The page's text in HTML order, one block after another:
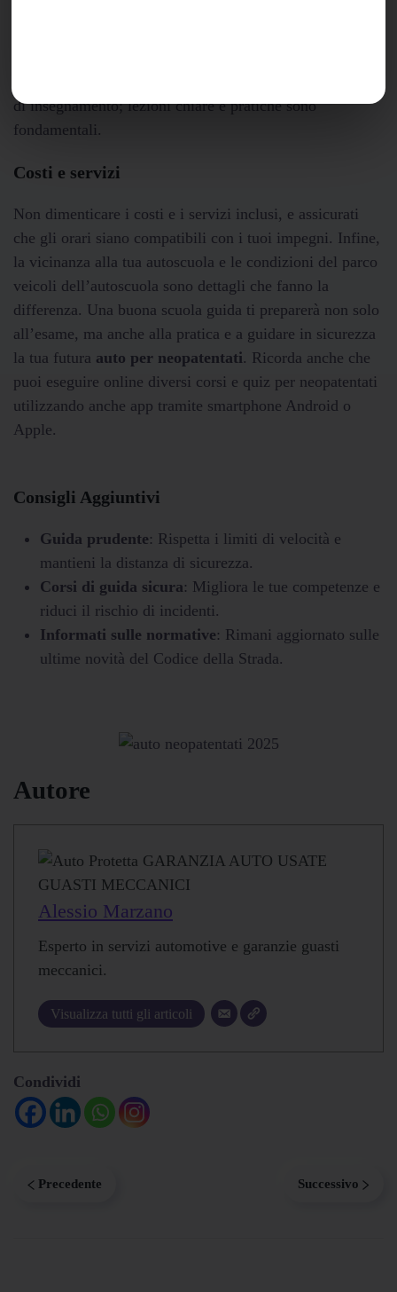
di insegnamento; lezioni chiare e pratiche sono
fondamentali.
Costi e servizi
Non dimenticare i costi e i servizi inclusi, e assicurati
che gli orari siano compatibili con i tuoi impegni. Infine,
la vicinanza alla tua autoscuola e le condizioni del parco
veicoli dell’autoscuola sono dettagli che fanno la
differenza. Una buona scuola guida ti preparerà non solo
all’esame, ma anche alla pratica e a guidare in sicurezza
la tua futura auto per neopatentati. Ricorda anche che
puoi eseguire online diversi corsi e quiz per neopatentati
utilizzando anche app tramite smartphone Android o
Apple.
Consigli Aggiuntivi
Guida prudente: Rispetta i limiti di velocità e
mantieni la distanza di sicurezza.
Corsi di guida sicura: Migliora le tue competenze e
riduci il rischio di incidenti.
Informati sulle normative: Rimani aggiornato sulle
ultime novità del Codice della Strada.
Autore
Alessio Marzano
Esperto in servizi automotive e garanzie guasti
meccanici.
Visualizza tutti gli articoli
Condividi
Precedente Successivo